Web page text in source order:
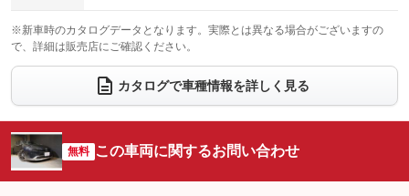
：装備なし ：装備あり
ウォークスルー
：装備なし
電動リアゲート フロントカメラ
：装備なし
：装備なし ：装備なし
サイドカメラ
：装備なし ルーフレール
：装備なし
：装備あり
：装備なし
※新車時のカタログデータとなります。実際とは異なる場合がございますの
で、詳細は販売店にご確認ください。
カタログで車種情報を詳しく見る
無料 この車両に関するお問い合わせ